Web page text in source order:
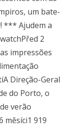
um bate-
*** Ajudem a
2
impressões
Direção-Geral
do Porto, o
verão
měsíci1 919